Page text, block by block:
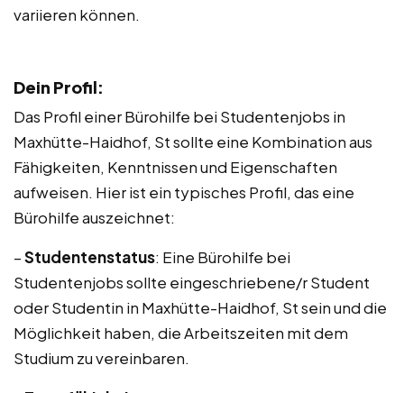
variieren können.
Dein Profil:
Das Profil einer Bürohilfe bei Studentenjobs in
Maxhütte-Haidhof, St sollte eine Kombination aus
Fähigkeiten, Kenntnissen und Eigenschaften
aufweisen. Hier ist ein typisches Profil, das eine
Bürohilfe auszeichnet:
–Studentenstatus: Eine Bürohilfe bei
Studentenjobs sollte eingeschriebene/r Student
oder Studentin in Maxhütte-Haidhof, St sein und die
Möglichkeit haben, die Arbeitszeiten mit dem
Studium zu vereinbaren.